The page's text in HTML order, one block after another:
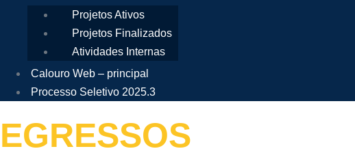
Projetos Ativos
Projetos Finalizados
Atividades Internas
Calouro Web – principal
Processo Seletivo 2025.3
EGRESSOS